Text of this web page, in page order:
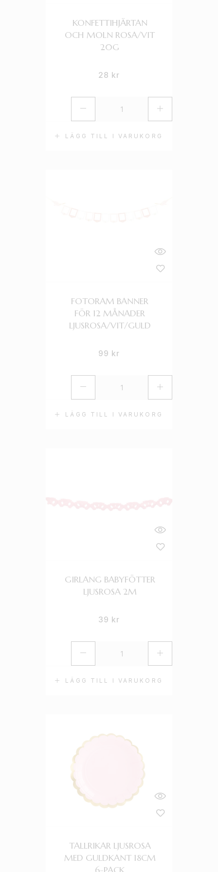
LÄGG TILL I VARUKORG
KONFETTIHJÄRTAN
OCH MOLN ROSA/VIT
20G
28 kr
LÄGG TILL I VARUKORG
FOTORAM BANNER
FÖR 12 MÅNADER
LJUSROSA/VIT/GULD
99 kr
LÄGG TILL I VARUKORG
GIRLANG BABYFÖTTER
LJUSROSA 2M
39 kr
TALLRIKAR LJUSROSA
MED GULDKANT 18CM